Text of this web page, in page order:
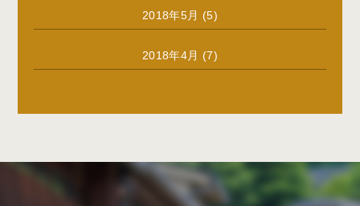
2018年5月 (5)
2018年4月 (7)